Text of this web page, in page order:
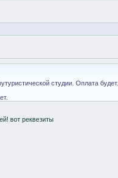
студии. Оплата будет.
вот реквезиты